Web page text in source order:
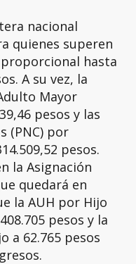
nacional
quienes superen
hasta
A su vez, la
Mayor
pesos y las
(PNC) por
pesos.
la Asignación
quedará en
la AUH por Hijo
pesos y la
a 62.765 pesos